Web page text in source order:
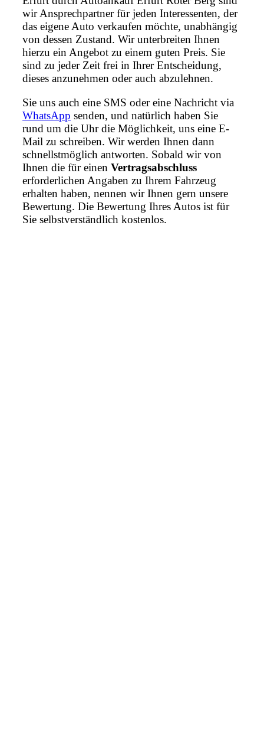
wir Ansprechpartner für jeden Interessenten, der
das eigene Auto verkaufen möchte, unabhängig
von dessen Zustand. Wir unterbreiten Ihnen
hierzu ein Angebot zu einem guten Preis. Sie
sind zu jeder Zeit frei in Ihrer Entscheidung,
dieses anzunehmen oder auch abzulehnen.
Sie uns auch eine SMS oder eine Nachricht via
WhatsApp senden, und natürlich haben Sie
rund um die Uhr die Möglichkeit, uns eine E-
Mail zu schreiben. Wir werden Ihnen dann
schnellstmöglich antworten. Sobald wir von
Ihnen die für einen Vertragsabschluss
erforderlichen Angaben zu Ihrem Fahrzeug
erhalten haben, nennen wir Ihnen gern unsere
Bewertung. Die Bewertung Ihres Autos ist für
Sie selbstverständlich kostenlos.